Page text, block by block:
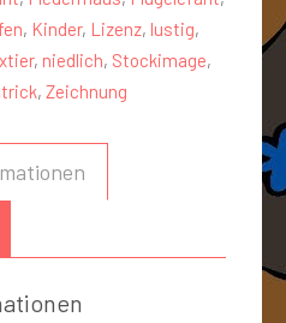
, Kinder, Lizenz, lustig,
, niedlich, Stockimage,
, Zeichnung